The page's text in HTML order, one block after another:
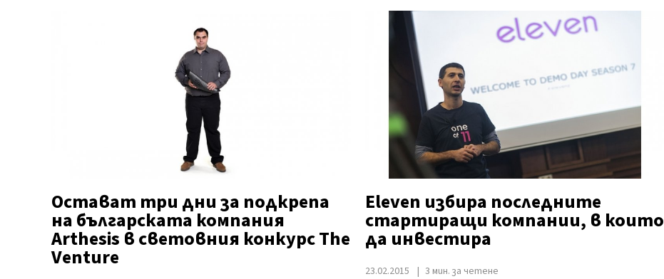
Остават три дни за подкрепа
на българската компания
Arthesis в световния конкурс The
Venture
Eleven избира последните
стартиращи компании, в които
да инвестира
23.02.2015 3 мин. за четене